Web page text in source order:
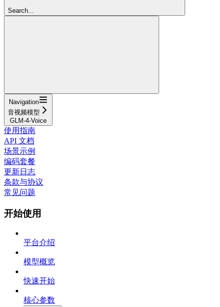
Search...
Navigation
音视频模型
GLM-4-Voice
使用指南
API 文档
场景示例
编码套餐
更新日志
条款与协议
常见问题
开始使用
平台介绍
模型概览
快速开始
核心参数